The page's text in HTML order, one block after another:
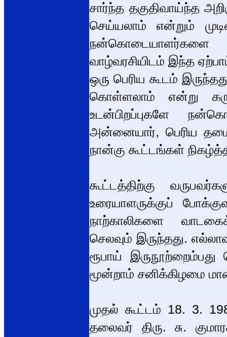
சார்ந்த தகுதிவாய்ந்த
செய்யலாம் என்றும்
வாழ்வரசியிடம் இந்த
ஒரு பெரிய கூடம்
கொள்ளலாம் என்று
உடன்பிறப்புகளே
அன்னையார், பெரிய
நான்கு கூட்டங்கள்
கூட்டத்திற்கு
உரையாளருக்குப்
நாற்காலிகளை
செலவும் இருந்தது.
ரூபாய்
மூன்றாம் சனிக்கிழமை
முதல் கூட்டம் 18. 3.
தலைவர் திரு. சு.